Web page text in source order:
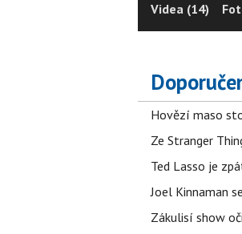
Videa (14)
Hovězí maso
Ze Stranger
Ted Lasso je
Joel Kinnaman
Zákulisí show